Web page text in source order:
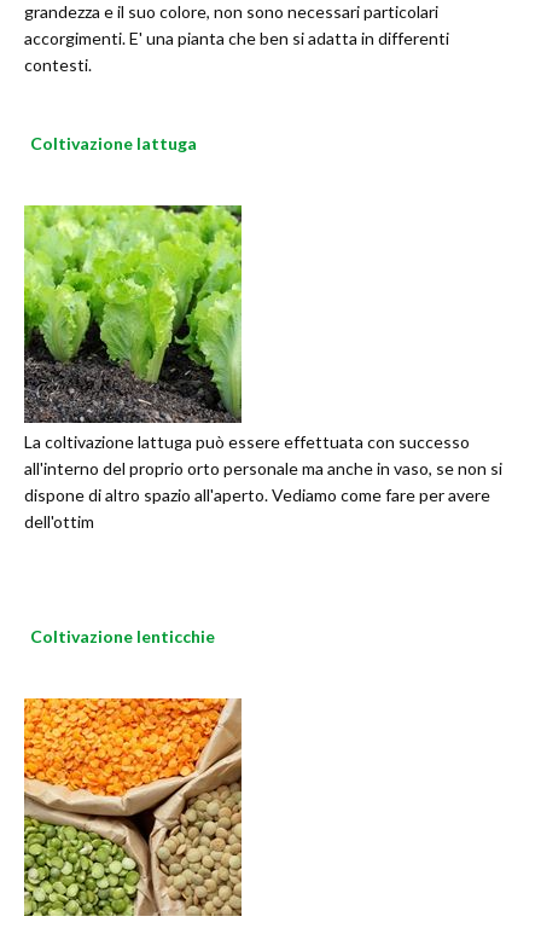
grandezza e il suo colore, non sono necessari particolari
accorgimenti. E' una pianta che ben si adatta in differenti
contesti.
Coltivazione lattuga
La coltivazione lattuga può essere effettuata con successo
all'interno del proprio orto personale ma anche in vaso, se non si
dispone di altro spazio all'aperto. Vediamo come fare per avere
dell'ottim
Coltivazione lenticchie